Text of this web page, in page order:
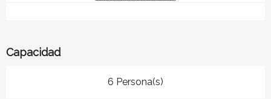
Capacidad
6 Persona(s)